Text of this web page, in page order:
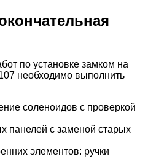
по установке замком на
необходимо выполнить
соленоидов с проверкой
панелей с заменой старых
элементов: ручки